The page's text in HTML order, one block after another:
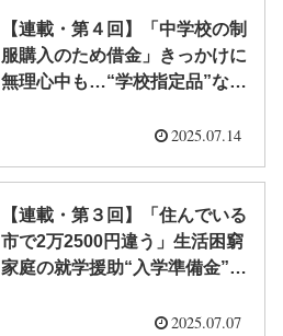
【連載・第４回】「中学校の制
服購入のため借金」きっかけに
無理心中も…“学校指定品”なぜ
回） ｜「隠れ教育費」研究室
2025.07.14
【連載・第３回】「住んでいる
市で2万2500円違う」生活困窮
家庭の就学援助“入学準備金”に
荷”課題 （全５回） ｜「隠れ教
2025.07.07